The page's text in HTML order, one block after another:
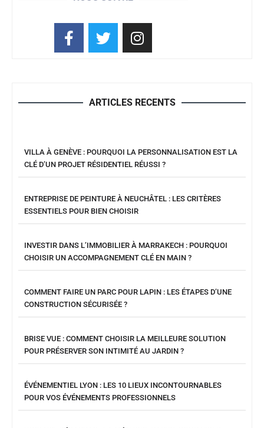
ARTICLES RECENTS
VILLA À GENÈVE : POURQUOI LA PERSONNALISATION EST LA
CLÉ D’UN PROJET RÉSIDENTIEL RÉUSSI ?
ENTREPRISE DE PEINTURE À NEUCHÂTEL : LES CRITÈRES
ESSENTIELS POUR BIEN CHOISIR
INVESTIR DANS L’IMMOBILIER À MARRAKECH : POURQUOI
CHOISIR UN ACCOMPAGNEMENT CLÉ EN MAIN ?
COMMENT FAIRE UN PARC POUR LAPIN : LES ÉTAPES D’UNE
CONSTRUCTION SÉCURISÉE ?
BRISE VUE : COMMENT CHOISIR LA MEILLEURE SOLUTION
POUR PRÉSERVER SON INTIMITÉ AU JARDIN ?
ÉVÉNEMENTIEL LYON : LES 10 LIEUX INCONTOURNABLES
POUR VOS ÉVÉNEMENTS PROFESSIONNELS